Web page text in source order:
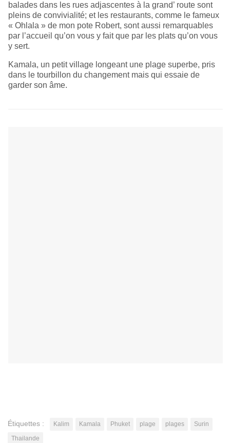
balades dans les rues adjascentes à la grand’ route sont
pleins de convivialité; et les restaurants, comme le fameux
« Ohlala » de mon pote Robert, sont aussi remarquables
par l’accueil qu’on vous y fait que par les plats qu’on vous
y sert.
Kamala, un petit village longeant une plage superbe, pris
dans le tourbillon du changement mais qui essaie de
garder son âme.
Étiquettes : Kalim Kamala Phuket plage plages
Surin
Thailande